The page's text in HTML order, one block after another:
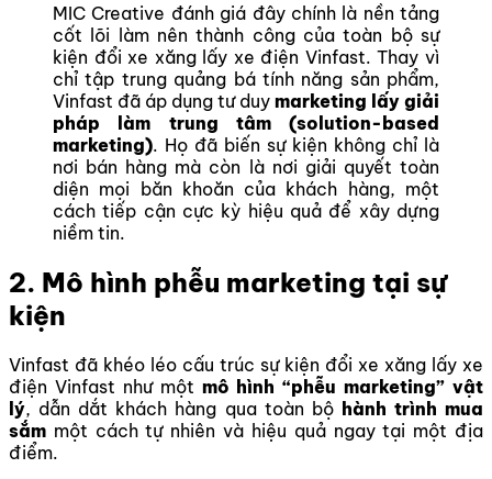
MIC Creative đánh giá đây chính là nền tảng
cốt lõi làm nên thành công của toàn bộ sự
kiện đổi xe xăng lấy xe điện Vinfast. Thay vì
chỉ tập trung quảng bá tính năng sản phẩm,
Vinfast đã áp dụng tư duy marketing lấy giải
pháp làm trung tâm (solution-based
marketing). Họ đã biến sự kiện không chỉ là
nơi bán hàng mà còn là nơi giải quyết toàn
diện mọi băn khoăn của khách hàng, một
cách tiếp cận cực kỳ hiệu quả để xây dựng
niềm tin.
2. Mô hình phễu marketing tại sự
kiện
Vinfast đã khéo léo cấu trúc sự kiện đổi xe xăng lấy xe
điện Vinfast như một mô hình “phễu marketing” vật
lý, dẫn dắt khách hàng qua toàn bộ hành trình mua
sắm một cách tự nhiên và hiệu quả ngay tại một địa
điểm.